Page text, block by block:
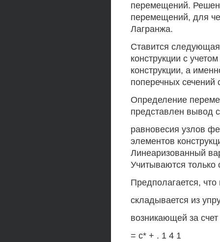
перемещений.
перемещений, для
Лагранжа.
Ставится
конструкции с
конструкции, а
поперечных сечений
Определение
представлен вывод
равновесия узлов
элементов
Линеаризованный
Учитываются только
Предполагается,
складывается из
возникающей за
= с* + . 1 4 1